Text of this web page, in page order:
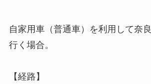
自家用車（普通車）を利用して奈
行く場合。
【経路】